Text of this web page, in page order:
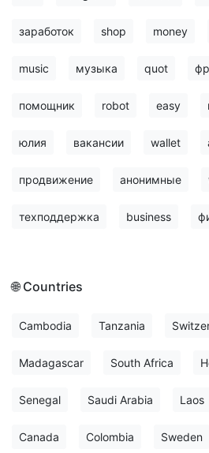
заработок shop money
music музыка quot
помощник robot easy
юлия вакансии wallet
продвижение анонимные
техподдержка business
🌐 Countries
Cambodia Tanzania
Madagascar South Africa
Senegal Saudi Arabia Laos
Canada Colombia Sweden